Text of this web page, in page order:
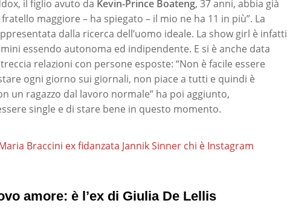
il figlio avuto da Kevin-Prince Boateng, 37 anni, abbia già
maggiore – ha spiegato – il mio ne ha 11 in più”. La
dalla ricerca dell’uomo ideale. La show girl è infatti
essendo autonoma ed indipendente. E si è anche data
relazioni con persone esposte: “Non è facile essere
ogni giorno sui giornali, non piace a tutti e quindi è
un ragazzo dal lavoro normale” ha poi aggiunto,
single e di stare bene in questo momento.
Braccini ex fidanzata Jannik Sinner chi è Instagram
amore: è l’ex di Giulia De Lellis